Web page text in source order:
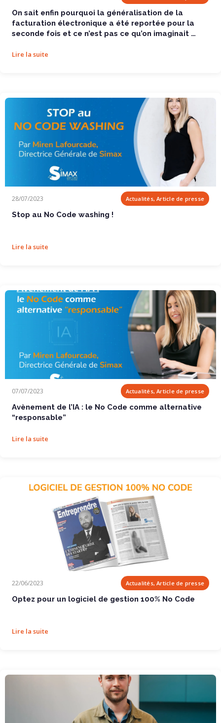
On sait enfin pourquoi la généralisation de la
facturation électronique a été reportée pour la
seconde fois et ce n’est pas ce qu’on imaginait …
Lire la suite
28/07/2023 Actualités, Article de presse
Stop au No Code washing !
Lire la suite
07/07/2023 Actualités, Article de presse
Avènement de l’IA : le No Code comme alternative
“responsable”
Lire la suite
Optez pour un logiciel de gestion 100% No Code
22/06/2023 Actualités, Article de presse
Optez pour un logiciel de gestion 100% No Code
Lire la suite